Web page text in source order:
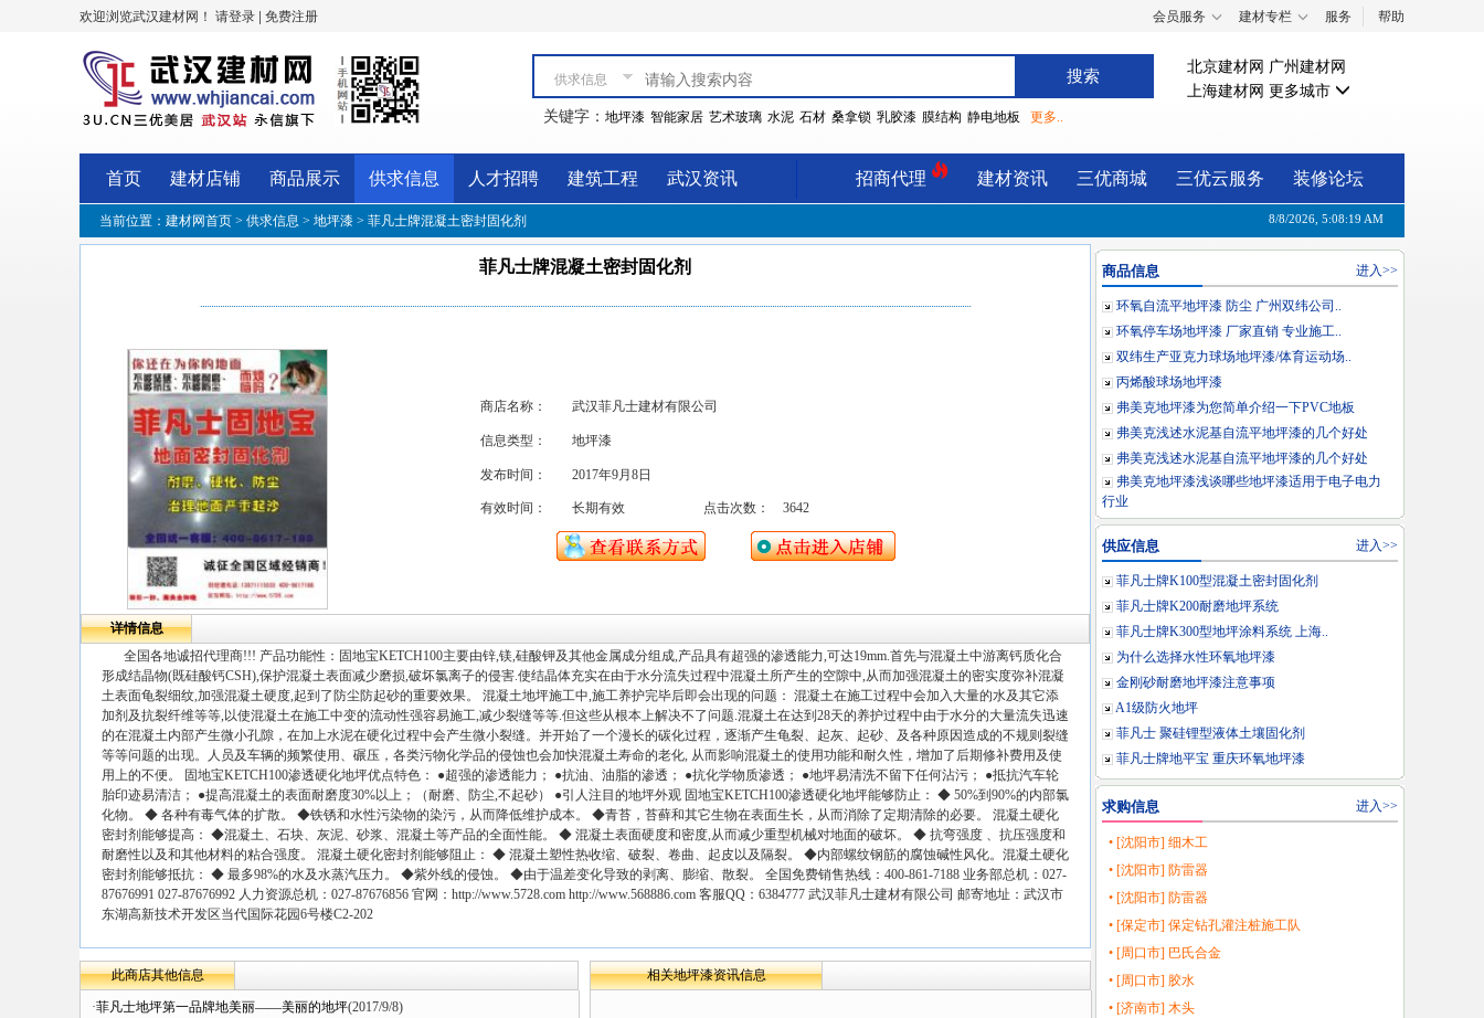
欢迎浏览武汉建材网！ 请登录 | 免费注册 会员服务 建材专栏 服务 帮助
供求信息
关键字： 地坪漆 智能家居 艺术玻璃 水泥 石材 桑拿锁 乳胶漆 膜结构 静电地板 更多..
北京建材网 广州建材网
上海建材网 更多城市
首页 建材店铺 商品展示 供求信息 人才招聘 建筑工程 武汉资讯 招商代理 建材资讯 三优商城 三优云服务 装修论坛
当前位置： 建材网首页 > 供求信息 > 地坪漆 > 菲凡士牌混凝土密封固化剂 8/8/2026, 5:08:20 AM
菲凡士牌混凝土密封固化剂
商店名称： 武汉菲凡士建材有限公司
信息类型： 地坪漆
发布时间： 2017年9月8日
有效时间： 长期有效 点击次数： 3642
详情信息
全国各地诚招代理商!!! 产品功能性：固地宝KETCH100主要由锌,镁,硅酸钾及其他金属成分组成,产品具有超强的渗透能力,可达19mm.首先与混凝土中游离钙质化合
形成结晶物(既硅酸钙CSH),保护混凝土表面减少磨损,破坏氯离子的侵害.使结晶体充实在由于水分流失过程中混凝土所产生的空隙中,从而加强混凝土的密实度弥补混凝
土表面龟裂细纹,加强混凝土硬度,起到了防尘防起砂的重要效果。 混凝土地坪施工中,施工养护完毕后即会出现的问题： 混凝土在施工过程中会加入大量的水及其它添
加剂及抗裂纤维等等,以使混凝土在施工中变的流动性强容易施工,减少裂缝等等.但这些从根本上解决不了问题.混凝土在达到28天的养护过程中由于水分的大量流失迅速
的在混凝土内部产生微小孔隙，在加上水泥在硬化过程中会产生微小裂缝。并开始了一个漫长的碳化过程，逐渐产生龟裂、起灰、起砂、及各种原因造成的不规则裂缝
等等问题的出现。人员及车辆的频繁使用、碾压，各类污物化学品的侵蚀也会加快混凝土寿命的老化, 从而影响混凝土的使用功能和耐久性，增加了后期修补费用及使
用上的不便。 固地宝KETCH100渗透硬化地坪优点特色： ●超强的渗透能力； ●抗油、油脂的渗透； ●抗化学物质渗透； ●地坪易清洗不留下任何沾污； ●抵抗汽车轮
胎印迹易清洁； ●提高混凝土的表面耐磨度30%以上；（耐磨、防尘,不起砂） ●引人注目的地坪外观 固地宝KETCH100渗透硬化地坪能够防止： ◆ 50%到90%的内部氯
化物。 ◆ 各种有毒气体的扩散。 ◆铁锈和水性污染物的染污，从而降低维护成本。 ◆青苔，苔藓和其它生物在表面生长，从而消除了定期清除的必要。 混凝土硬化
密封剂能够提高： ◆混凝土、石块、灰泥、砂浆、混凝土等产品的全面性能。 ◆ 混凝土表面硬度和密度,从而减少重型机械对地面的破坏。 ◆ 抗弯强度 、抗压强度和
耐磨性以及和其他材料的粘合强度。 混凝土硬化密封剂能够阻止： ◆ 混凝土塑性热收缩、破裂、卷曲、起皮以及隔裂。 ◆内部螺纹钢筋的腐蚀碱性风化。混凝土硬化
密封剂能够抵抗： ◆ 最多98%的水及水蒸汽压力。 ◆紫外线的侵蚀。 ◆由于温差变化导致的剥离、膨缩、散裂。 全国免费销售热线：400-861-7188 业务部总机：027-
87676991 027-87676992 人力资源总机：027-87676856 官网：http://www.5728.com http://www.568886.com 客服QQ：6384777 武汉菲凡士建材有限公司 邮寄地址：武汉市
东湖高新技术开发区当代国际花园6号楼C2-202
此商店其他信息
·菲凡士地坪第一品牌地美丽——美丽的地坪(2017/9/8)
相关地坪漆资讯信息
商品信息 进入>>
环氧自流平地坪漆 防尘 广州双纬公司..
环氧停车场地坪漆 厂家直销 专业施工..
双纬生产亚克力球场地坪漆/体育运动场..
丙烯酸球场地坪漆
弗美克地坪漆为您简单介绍一下PVC地板
弗美克浅述水泥基自流平地坪漆的几个好处
弗美克浅述水泥基自流平地坪漆的几个好处
弗美克地坪漆浅谈哪些地坪漆适用于电子电力
行业
供应信息 进入>>
菲凡士牌K100型混凝土密封固化剂
菲凡士牌K200耐磨地坪系统
菲凡士牌K300型地坪涂料系统 上海..
为什么选择水性环氧地坪漆
金刚砂耐磨地坪漆注意事项
A1级防火地坪
菲凡士 聚硅锂型液体土壤固化剂
菲凡士牌地平宝 重庆环氧地坪漆
求购信息 进入>>
• [沈阳市] 细木工
• [沈阳市] 防雷器
• [沈阳市] 防雷器
• [保定市] 保定钻孔灌注桩施工队
• [周口市] 巴氏合金
• [周口市] 胶水
• [济南市] 木头